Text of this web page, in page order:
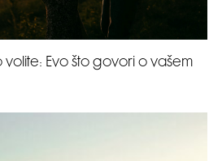
Evo što govori o vašem